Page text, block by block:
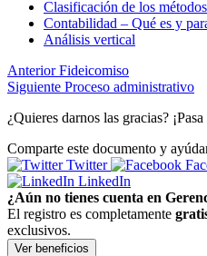
Clasificación de los
Contabilidad – Qué es y
Análisis vertical
Anterior Fideicomiso
Siguiente Proceso administrativo
¿Quieres darnos las gracias?
Comparte este documento y
Twitter
LinkedIn
¿Aún no tienes cuenta en
El registro es completamente
exclusivos.
Ver beneficios